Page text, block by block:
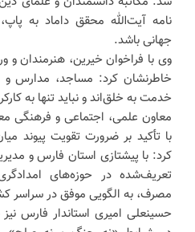
نامه آیت‌الله محقق داماد به
جهانی باشد.
وی با فراخوان خیرین، هنرمندان و
خاطرنشان کرد: مساجد، مدارس و
خدمت به خلق‌اند و نباید تنها به
معاون علمی، اجتماعی و فرهنگی
با تأکید بر ضرورت تقویت پیوند
تعریف‌شده در حوزه‌های
مصرف، به الگویی موفق در سراسر
حسینعلی امیری استاندار فارس